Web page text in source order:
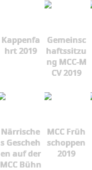
Kappenfa
hrt 2019
Gemeinsc
haftssitzu
ng MCC-M
CV 2019
Närrische
s Gescheh
en auf der
MCC Bühn
MCC Früh
schoppen
2019